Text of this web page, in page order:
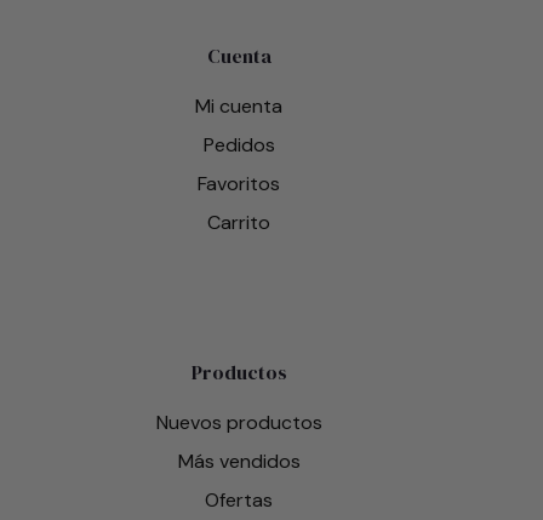
Cuenta
Mi cuenta
Pedidos
Favoritos
Carrito
Productos
Nuevos productos
Más vendidos
Ofertas